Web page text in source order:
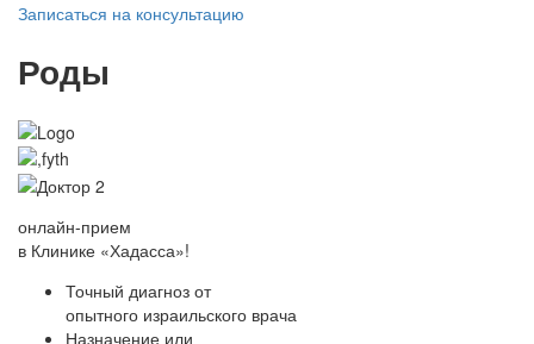
Записаться на консультацию
Роды
онлайн-прием
в Клинике «Хадасса»!
Точный диагноз от
опытного израильского врача
Назначение или